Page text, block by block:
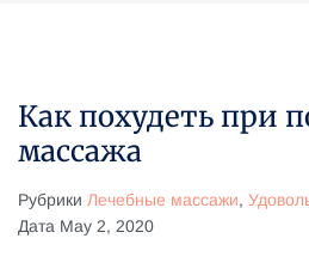
Как похудеть при
массажа
Рубрики Лечебные массажи,
Дата May 2, 2020